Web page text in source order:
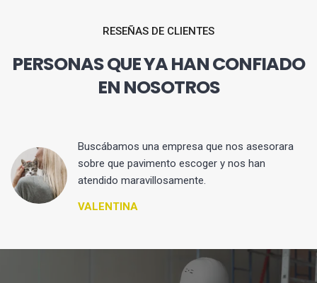
RESEÑAS DE CLIENTES
PERSONAS QUE YA HAN CONFIADO
EN NOSOTROS
Buscábamos una empresa que nos asesorara
sobre que pavimento escoger y nos han
atendido maravillosamente.
VALENTINA